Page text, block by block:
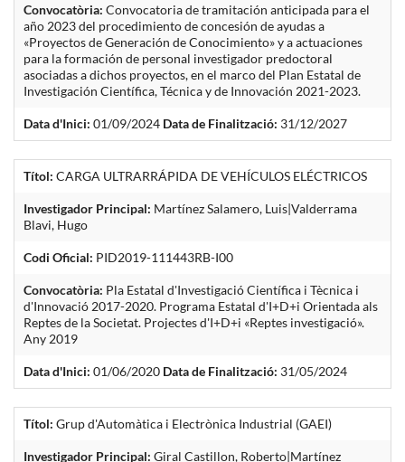
Convocatòria: Convocatoria de tramitación anticipada para el
año 2023 del procedimiento de concesión de ayudas a
«Proyectos de Generación de Conocimiento» y a actuaciones
para la formación de personal investigador predoctoral
asociadas a dichos proyectos, en el marco del Plan Estatal de
Investigación Científica, Técnica y de Innovación 2021-2023.
Data d'Inici: 01/09/2024 Data de Finalització: 31/12/2027
Títol: CARGA ULTRARRÁPIDA DE VEHÍCULOS ELÉCTRICOS
Investigador Principal: Martínez Salamero, Luis|Valderrama
Blavi, Hugo
Codi Oficial: PID2019-111443RB-I00
Convocatòria: Pla Estatal d'Investigació Científica i Tècnica i
d'Innovació 2017-2020. Programa Estatal d'I+D+i Orientada als
Reptes de la Societat. Projectes d'I+D+i «Reptes investigació».
Any 2019
Data d'Inici: 01/06/2020 Data de Finalització: 31/05/2024
Títol: Grup d'Automàtica i Electrònica Industrial (GAEI)
Investigador Principal: Giral Castillon, Roberto|Martínez